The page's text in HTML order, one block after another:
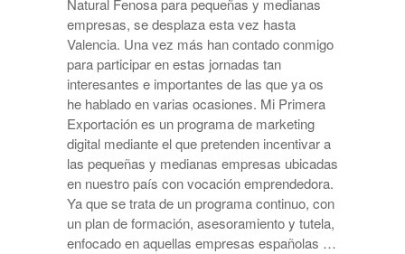
Natural Fenosa para pequeñas y medianas
empresas, se desplaza esta vez hasta
Valencia. Una vez más han contado conmigo
para participar en estas jornadas tan
interesantes e importantes de las que ya os
he hablado en varias ocasiones. Mi Primera
Exportación es un programa de marketing
digital mediante el que pretenden incentivar a
las pequeñas y medianas empresas ubicadas
en nuestro país con vocación emprendedora.
Ya que se trata de un programa continuo, con
un plan de formación, asesoramiento y tutela,
enfocado en aquellas empresas españolas …